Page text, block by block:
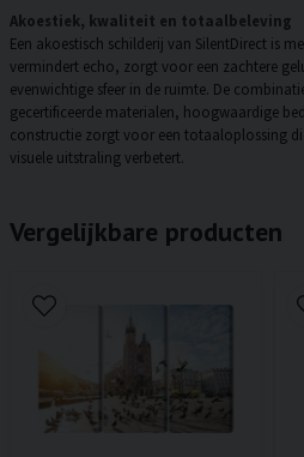
Akoestiek, kwaliteit en totaalbeleving
Een akoestisch schilderij van SilentDirect is
vermindert echo, zorgt voor een zachtere
evenwichtige sfeer in de ruimte. De
gecertificeerde materialen, hoogwaardige
constructie zorgt voor een totaaloplossing
visuele uitstraling verbetert.
Vergelijkbare producten